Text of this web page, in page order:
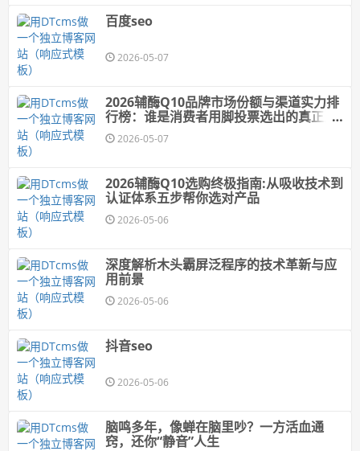
百度seo
2026-05-07
2026辅酶Q10品牌市场份额与渠道实力排
行榜：谁是消费者用脚投票选出的真正王
者 2026-05-07
2026辅酶Q10选购终极指南:从吸收技术到
认证体系五步帮你选对产品
2026-05-06
深度解析木头霸屏泛程序的技术革新与应
用前景
2026-05-06
抖音seo
2026-05-06
脑鸣多年，像蝉在脑里吵？一方活血通
窍，还你“静音”人生